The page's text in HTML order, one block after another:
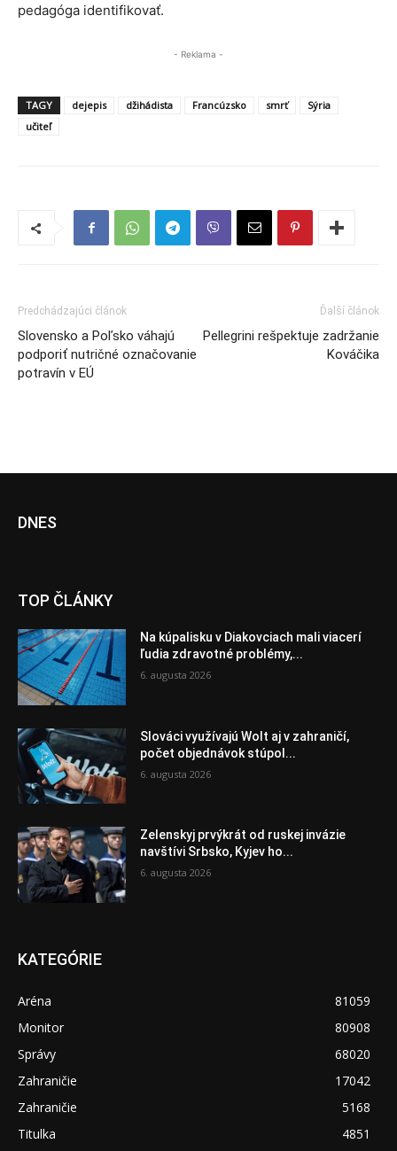
pedagóga identifikovať.
- Reklama -
TAGY dejepis džihádista Francúzsko smrť
Sýria
učiteľ
Predchádzajúci článok
Slovensko a Poľsko váhajú
podporiť nutričné označovanie
potravín v EÚ
Ďalší článok
Pellegrini rešpektuje zadržanie
Kováčika
DNES
TOP ČLÁNKY
Na kúpalisku v Diakovciach mali viacerí
ľudia zdravotné problémy,...
6. augusta 2026
Slováci využívajú Wolt aj v zahraničí,
počet objednávok stúpol...
6. augusta 2026
Zelenskyj prvýkrát od ruskej invázie
navštívi Srbsko, Kyjev ho...
6. augusta 2026
KATEGÓRIE
Aréna
81059
Monitor
80908
Správy
68020
Zahraničie
17042
Zahraničie
5168
Titulka
4851